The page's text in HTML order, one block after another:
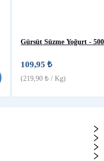
Gürsüt Süzme Yoğurt -
109,95 ₺
(219,90 ₺ / Kg)